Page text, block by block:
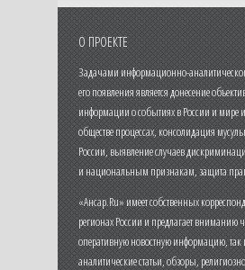
О ПРОЕКТЕ
Задачами информационно-
его появления является донесение
информации о событиях в России и мире
обществе процессах, консолидация
России, выявление случаев
и национальным признакам, защита
«Ансар.Ru» имеет собственных
регионах России и предлагает вниманию
оперативную новостную информацию,
аналитические статьи, обзоры,